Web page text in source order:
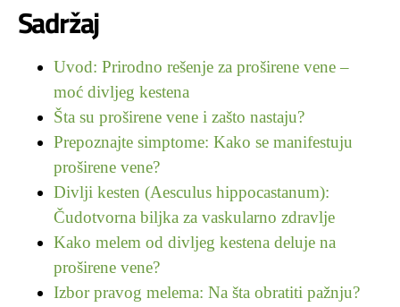
Sadržaj
Uvod: Prirodno rešenje za proširene vene –
moć divljeg kestena
Šta su proširene vene i zašto nastaju?
Prepoznajte simptome: Kako se manifestuju
proširene vene?
Divlji kesten (Aesculus hippocastanum):
Čudotvorna biljka za vaskularno zdravlje
Kako melem od divljeg kestena deluje na
proširene vene?
Izbor pravog melema: Na šta obratiti pažnju?